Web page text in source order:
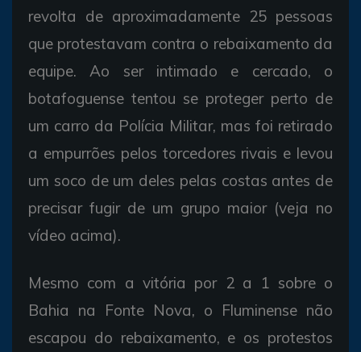
revolta de aproximadamente 25 pessoas
que protestavam contra o rebaixamento da
equipe. Ao ser intimado e cercado, o
botafoguense tentou se proteger perto de
um carro da Polícia Militar, mas foi retirado
a empurrões pelos torcedores rivais e levou
um soco de um deles pelas costas antes de
precisar fugir de um grupo maior (veja no
vídeo acima).
Mesmo com a vitória por 2 a 1 sobre o
Bahia na Fonte Nova, o Fluminense não
escapou do rebaixamento, e os protestos